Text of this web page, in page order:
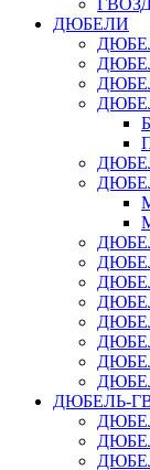
ДЮБЕЛИ
ДЮБЕЛЬ-